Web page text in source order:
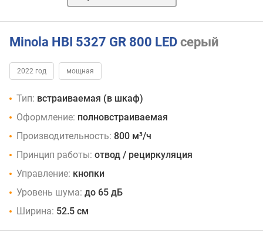
черный
Minola HBI 5327 GR 800 LED серый
2022 год мощная
Тип: встраиваемая (в шкаф)
Оформление: полновстраиваемая
Производительность: 800 м³/ч
Принцип работы: отвод / рециркуляция
Управление: кнопки
Уровень шума: до 65 дБ
Ширина: 52.5 см